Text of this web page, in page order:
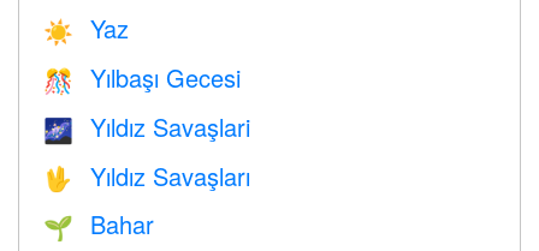
☀️ Yaz
🎊 Yılbaşı Gecesi
🌌 Yıldız Savaşlari
🖖 Yıldız Savaşları
🌱 Bahar